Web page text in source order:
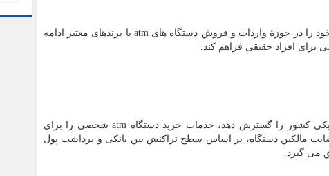
را در حوزۀ واردات و فروش دستگاه هایatm با برندهای معتبر ادامه
برای افراد حقیقی فراهم کند.
کشور را گسترش دهد، خدمات خرید دستگاه atmشخصی را برای
مالکین دستگاه، بر اساس سطح تراکنش بین بانکی و برداشت پول
می گیرد.